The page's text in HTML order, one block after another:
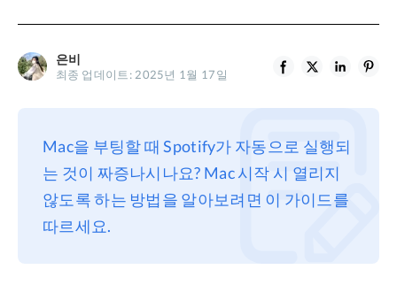
BuhoLaunchpad
프라이버시
조항
환불
은비
최종 업데이트: 2025년 1월 17일
Mac을 부팅할 때 Spotify가 자동으로 실행되
는 것이 짜증나시나요? Mac 시작 시 열리지
않도록 하는 방법을 알아보려면 이 가이드를
따르세요.